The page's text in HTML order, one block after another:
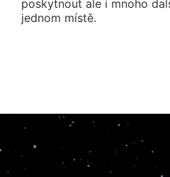
poskytnout ale i mnoho
jednom místě.